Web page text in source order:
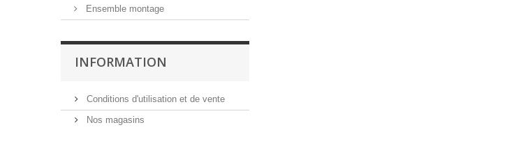
Ensemble montage
INFORMATION
Conditions d'utilisation et de vente
Nos magasins